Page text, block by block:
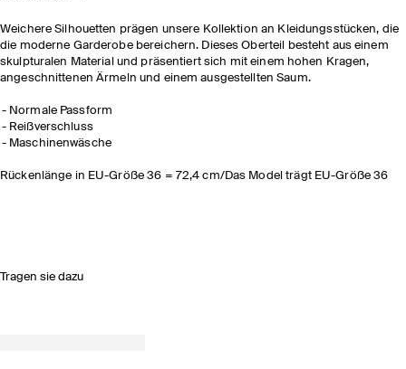
Weichere Silhouetten prägen unsere Kollektion an Kleidungsstücken, die
die moderne Garderobe bereichern. Dieses Oberteil besteht aus einem
skulpturalen Material und präsentiert sich mit einem hohen Kragen,
angeschnittenen Ärmeln und einem ausgestellten Saum.
Normale Passform
Reißverschluss
Maschinenwäsche
Rückenlänge in EU-Größe 36 = 72,4 cm/Das Model trägt EU-Größe 36
Tragen sie dazu